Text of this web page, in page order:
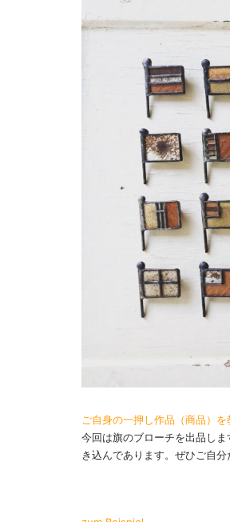
ご自身の一押し作品（商品）
今回は旗のブローチを出品し
き込んであります。ぜひご自